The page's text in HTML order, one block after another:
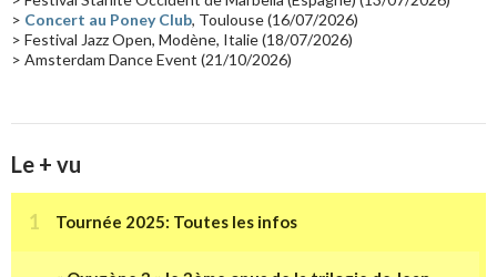
> Concert au Poney Club, Toulouse (16/07/2026)
> Festival Jazz Open, Modène, Italie (18/07/2026)
> Amsterdam Dance Event (21/10/2026)
Le + vu